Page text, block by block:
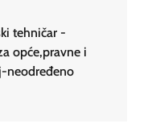
tehničar -
opće,pravne i
neodređeno